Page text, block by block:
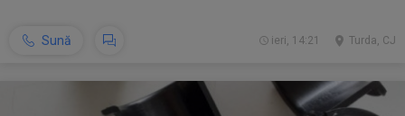
Sună Turda, CJ
ieri, 14:21